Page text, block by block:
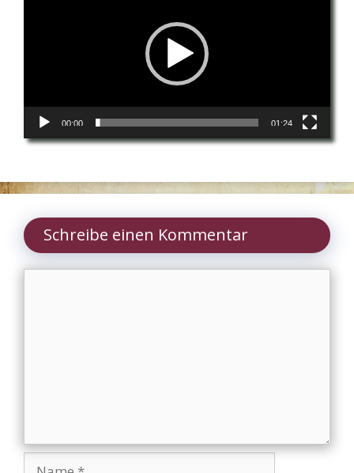
00:00 01:24
Schreibe einen Kommentar
Name